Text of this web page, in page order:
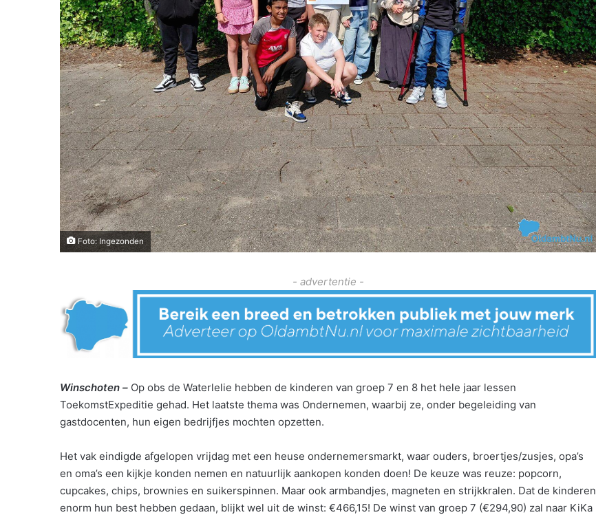
Foto: Ingezonden
- advertentie -
Winschoten – Op obs de Waterlelie hebben de kinderen van groep 7 en 8 het hele jaar lessen
ToekomstExpeditie gehad. Het laatste thema was Ondernemen, waarbij ze, onder begeleiding van
gastdocenten, hun eigen bedrijfjes mochten opzetten.
Het vak eindigde afgelopen vrijdag met een heuse ondernemersmarkt, waar ouders, broertjes/zusjes, opa’s
en oma’s een kijkje konden nemen en natuurlijk aankopen konden doen! De keuze was reuze: popcorn,
cupcakes, chips, brownies en suikerspinnen. Maar ook armbandjes, magneten en strijkkralen. Dat de kinderen
enorm hun best hebben gedaan, blijkt wel uit de winst: €466,15! De winst van groep 7 (€294,90) zal naar KiKa